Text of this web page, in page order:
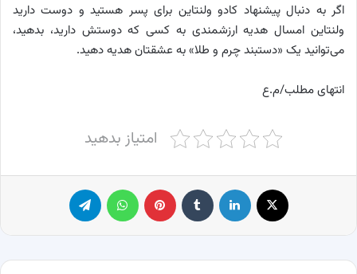
اگر به دنبال پیشنهاد کادو ولنتاین برای پسر هستید و دوست دارید
ولنتاین امسال هدیه ارزشمندی به کسی که دوستش دارید، بدهید،
می‌توانید یک «دستبند چرم و طلا» به عشقتان هدیه دهید.
انتهای مطلب/م.ع
امتیاز بدهید
لینکدین ‫تامبلر پینترست